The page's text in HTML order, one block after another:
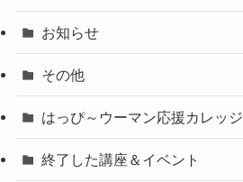
お知らせ
その他
はっぴ～ウーマン応援カレッジ
終了した講座＆イベント